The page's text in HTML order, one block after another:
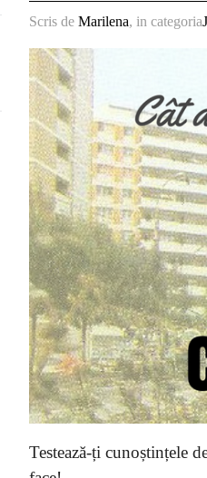
Scris deMarilena, in categoria
Testează-ți cunoștințele